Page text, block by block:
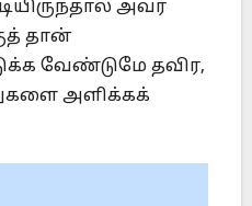
அவர்
தான்
வேண்டுமே தவிர,
அளிக்கக்